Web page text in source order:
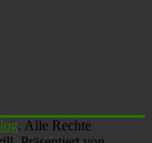
. Alle Rechte